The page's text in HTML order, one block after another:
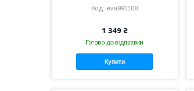
eva991108
1 349 ₴
Готово до відправки
Купити